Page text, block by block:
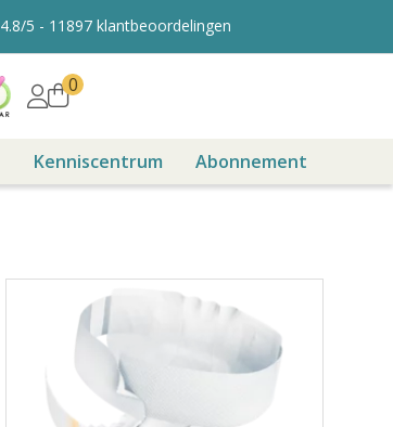
4.8/5 - 11897 klantbeoordelingen
0
Kenniscentrum Abonnement